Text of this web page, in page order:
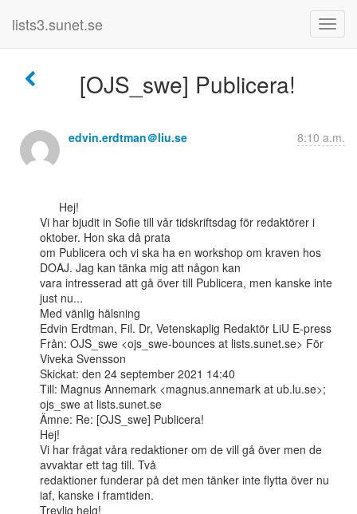
lists3.sunet.se
[OJS_swe] Publicera!
edvin.erdtman＠liu.se 8:10 a.m.
Vi har bjudit in Sofie till vår tidskriftsdag för redaktörer i
oktober. Hon ska då prata
om Publicera och vi ska ha en workshop om kraven hos
DOAJ. Jag kan tänka mig att någon kan
vara intresserad att gå över till Publicera, men kanske inte
just nu...
Med vänlig hälsning
Edvin Erdtman, Fil. Dr, Vetenskaplig Redaktör LiU E-press
Från: OJS_swe <ojs_swe-bounces at lists.sunet.se> För
Viveka Svensson
Skickat: den 24 september 2021 14:40
Till: Magnus Annemark <magnus.annemark at ub.lu.se>;
ojs_swe at lists.sunet.se
Ämne: Re: [OJS_swe] Publicera!
Hej!
Vi har frågat våra redaktioner om de vill gå över men de
avvaktar ett tag till. Två
redaktioner funderar på det men tänker inte flytta över nu
iaf, kanske i framtiden.
Trevlig helg!